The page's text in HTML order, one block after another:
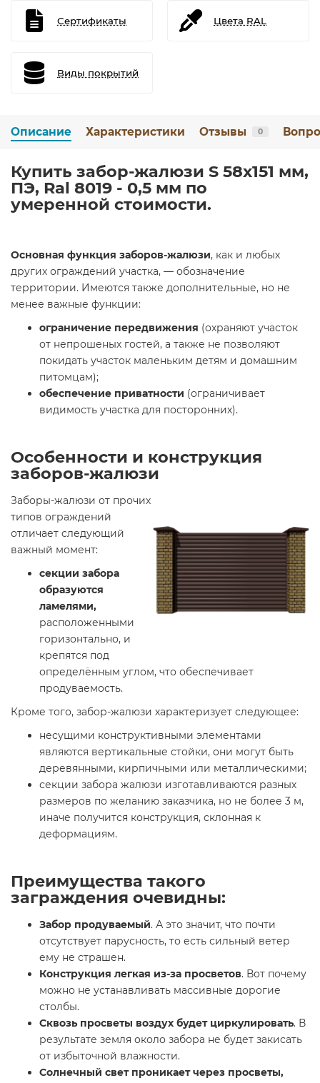
Сертификаты Цвета RAL
Виды покрытий
Описание Характеристики Отзывы 0
Купить забор-жалюзи S 58х151 мм,
ПЭ, Ral 8019 - 0,5 мм по
умеренной стоимости.
Основная функция заборов-жалюзи, как и любых
других ограждений участка, — обозначение
территории. Имеются также дополнительные, но не
менее важные функции:
ограничение передвижения (охраняют участок
от непрошеных гостей, а также не позволяют
покидать участок маленьким детям и домашним
питомцам);
обеспечение приватности (ограничивает
видимость участка для посторонних).
Особенности и конструкция
заборов-жалюзи
Заборы-жалюзи от прочих
типов ограждений
отличает следующий
важный момент:
секции забора
образуются
ламелями,
расположенными
горизонтально, и
крепятся под
определённым углом, что обеспечивает
продуваемость.
Кроме того, забор-жалюзи характеризует следующее:
несущими конструктивными элементами
являются вертикальные стойки, они могут быть
деревянными, кирпичными или металлическими;
секции забора жалюзи изготавливаются разных
размеров по желанию заказчика, но не более 3 м,
иначе получится конструкция, склонная к
деформациям.
Преимущества такого
заграждения очевидны:
Забор продуваемый. А это значит, что почти
отсутствует парусность, то есть сильный ветер
ему не страшен.
Конструкция легкая из-за просветов. Вот почему
можно не устанавливать массивные дорогие
столбы.
Сквозь просветы воздух будет циркулировать. В
результате земля около забора не будет закисать
от избыточной влажности.
Солнечный свет проникает через просветы,